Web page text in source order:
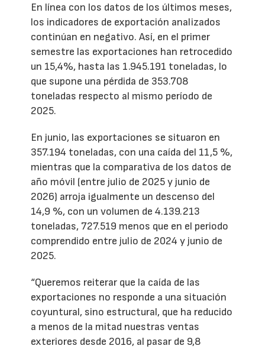
En línea con los datos de los últimos meses,
los indicadores de exportación analizados
continúan en negativo. Así, en el primer
semestre las exportaciones han retrocedido
un 15,4%, hasta las 1.945.191 toneladas, lo
que supone una pérdida de 353.708
toneladas respecto al mismo período de
2025.
En junio, las exportaciones se situaron en
357.194 toneladas, con una caída del 11,5 %,
mientras que la comparativa de los datos de
año móvil (entre julio de 2025 y junio de
2026) arroja igualmente un descenso del
14,9 %, con un volumen de 4.139.213
toneladas, 727.519 menos que en el periodo
comprendido entre julio de 2024 y junio de
2025.
“Queremos reiterar que la caída de las
exportaciones no responde a una situación
coyuntural, sino estructural, que ha reducido
a menos de la mitad nuestras ventas
exteriores desde 2016, al pasar de 9,8